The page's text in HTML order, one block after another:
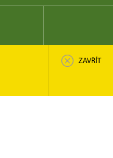
ZAVŘÍT